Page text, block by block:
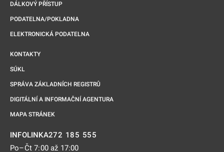
DÁLKOVÝ PŘÍSTUP
PODATELNA/POKLADNA
ELEKTRONICKÁ PODATELNA
KONTAKTY
SÚKL
SPRÁVA ZÁKLADNÍCH REGISTRŮ
DIGITÁLNÍ A INFORMAČNÍ AGENTURA
MAPA STRÁNEK
INFOLINKA272 185 555
Po–Čt 7:00 až 17:00